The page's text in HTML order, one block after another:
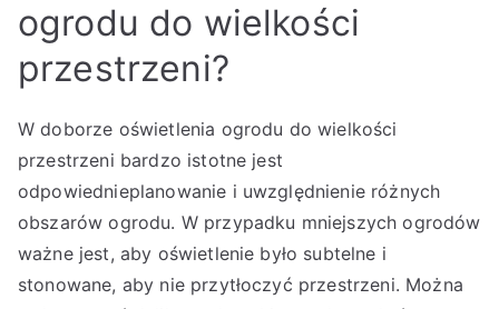
ogrodu do wielkości
przestrzeni?
W doborze oświetlenia ogrodu do wielkości
przestrzeni bardzo istotne jest
odpowiednieplanowanie i uwzględnienie różnych
obszarów ogrodu. W przypadku mniejszych ogrodów
ważne jest, aby oświetlenie było subtelne i
stonowane, aby nie przytłoczyć przestrzeni. Można